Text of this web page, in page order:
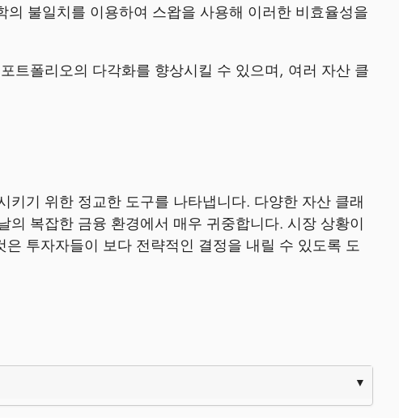
불일치를 이용하여 스왑을 사용해 이러한 비효율성을
트폴리오의 다각화를 향상시킬 수 있으며, 여러 자산 클
기 위한 정교한 도구를 나타냅니다. 다양한 자산 클래
복잡한 금융 환경에서 매우 귀중합니다. 시장 상황이
투자자들이 보다 전략적인 결정을 내릴 수 있도록 도